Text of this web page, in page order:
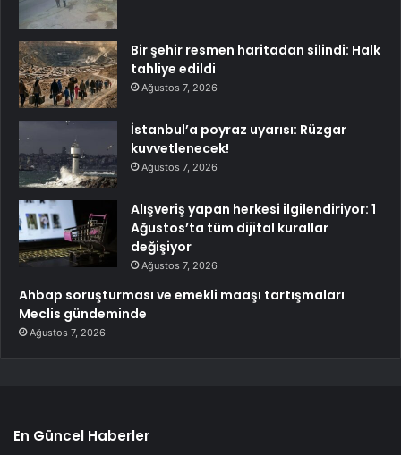
Bir şehir resmen haritadan silindi: Halk
tahliye edildi
Ağustos 7, 2026
İstanbul’a poyraz uyarısı: Rüzgar
kuvvetlenecek!
Ağustos 7, 2026
Alışveriş yapan herkesi ilgilendiriyor: 1
Ağustos’ta tüm dijital kurallar
değişiyor
Ağustos 7, 2026
Ahbap soruşturması ve emekli maaşı tartışmaları
Meclis gündeminde
Ağustos 7, 2026
En Güncel Haberler